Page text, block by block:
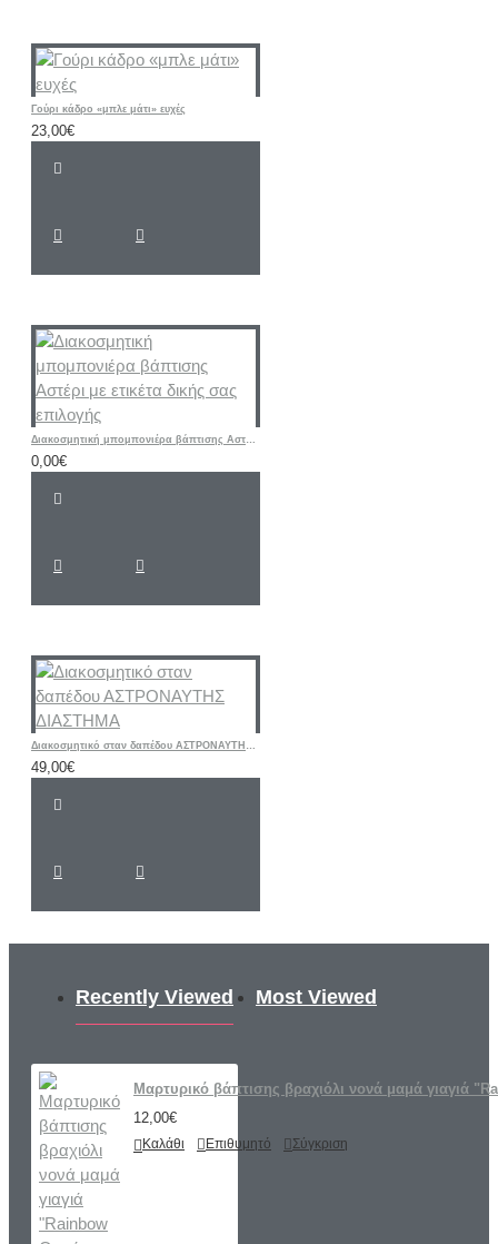
Γούρι κάδρο «μπλε μάτι» ευχές
23,00€
Διακοσμητική μπομπονιέρα βάπτισης Αστέρι με ετικέτα δικής σας επιλογής
0,00€
Διακοσμητικό σταν δαπέδου ΑΣΤΡΟΝΑΥΤΗΣ ΔΙΑΣΤΗΜΑ
49,00€
Recently Viewed Most Viewed
Μαρτυρικό βάπτισης βραχιόλι νονά μαμά γιαγιά
12,00€
Καλάθι Επιθυμητό Σύγκριση